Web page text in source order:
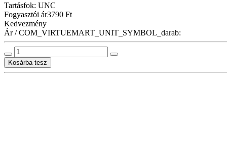
Tartásfok: UNC
Fogyasztói ár3790 Ft
Kedvezmény
Ár / COM_VIRTUEMART_UNIT_SYMBOL_darab: